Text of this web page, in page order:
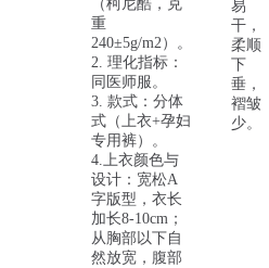
易
干，
柔顺
下
垂，
褶皱
少。
（柯尼酷，克
重
240±5g/m2）。
2. 理化指标：
同医师服。
3. 款式：分体
式（上衣+孕妇
专用裤）。
4.上衣颜色与
设计：宽松A
字版型，衣长
加长8-10cm；
从胸部以下自
然放宽，腹部